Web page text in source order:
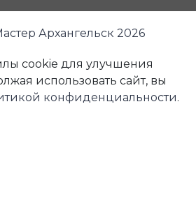
Архангельск 2026
cookie для улучшения
использовать сайт, вы
конфиденциальности.